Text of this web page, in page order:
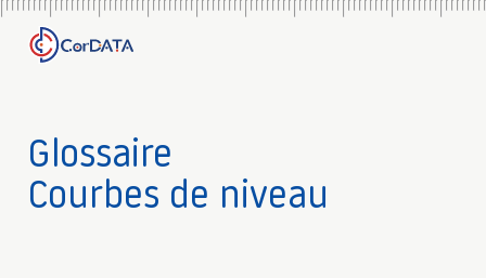
Glossaire
Courbes de niveau